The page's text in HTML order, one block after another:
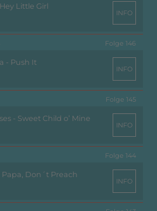
Little Girl
INFO
Folge 146
- Push It
INFO
Folge 145
- Sweet Child o’ Mine
INFO
Folge 144
Don´t Preach
INFO